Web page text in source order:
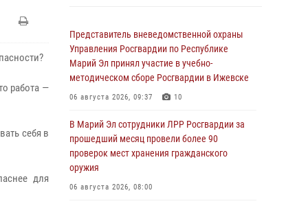
работа —
себя в
для
Представитель вневедомственной охраны
Управления Росгвардии по Республике
Марий Эл принял участие в учебно-
методическом сборе Росгвардии в Ижевске
06 августа 2026, 09:37 10
В Марий Эл сотрудники ЛРР Росгвардии за
прошедший месяц провели более 90
проверок мест хранения гражданского
оружия
06 августа 2026, 08:00